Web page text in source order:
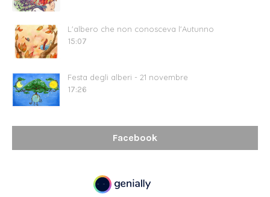
L'albero che non conosceva l'Autunno
15:07
Festa degli alberi - 21 novembre
17:26
Facebook